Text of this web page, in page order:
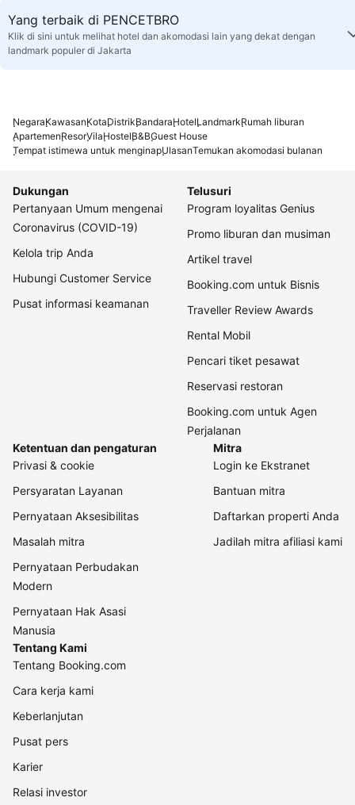
Yang terbaik di PENCETBRO
Klik di sini untuk melihat hotel dan akomodasi lain yang dekat dengan
landmark populer di Jakarta
NegaraKawasanKotaDistrikBandaraHotelLandmarkRumah liburan
ApartemenResorVilaHostelB&BGuest House
Tempat istimewa untuk menginapUlasanTemukan akomodasi bulanan
Dukungan
Pertanyaan Umum mengenai
Coronavirus (COVID-19)
Kelola trip Anda
Hubungi Customer Service
Pusat informasi keamanan
Telusuri
Program loyalitas Genius
Promo liburan dan musiman
Artikel travel
Booking.com untuk Bisnis
Traveller Review Awards
Rental Mobil
Pencari tiket pesawat
Reservasi restoran
Booking.com untuk Agen
Perjalanan
Ketentuan dan pengaturan
Privasi & cookie
Persyaratan Layanan
Pernyataan Aksesibilitas
Masalah mitra
Pernyataan Perbudakan
Modern
Pernyataan Hak Asasi
Manusia
Mitra
Login ke Ekstranet
Bantuan mitra
Daftarkan properti Anda
Jadilah mitra afiliasi kami
Tentang Kami
Tentang Booking.com
Cara kerja kami
Keberlanjutan
Pusat pers
Karier
Relasi investor